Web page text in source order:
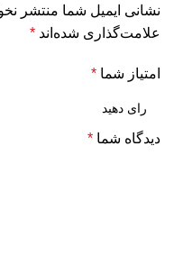
نشانی ایمیل شما منتشر
علامت‌گذاری شده‌اند *
امتیاز شما *
دیدگاه شما *